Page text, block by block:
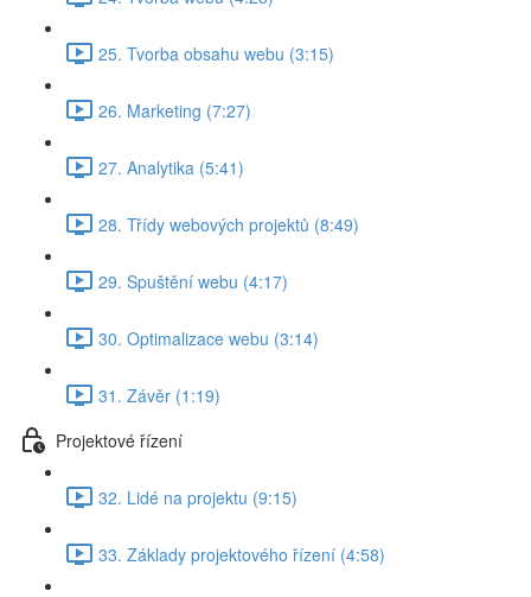
25. Tvorba obsahu webu (3:15)
26. Marketing (7:27)
27. Analytika (5:41)
28. Třídy webových projektů (8:49)
29. Spuštění webu (4:17)
30. Optimalizace webu (3:14)
31. Závěr (1:19)
Projektové řízení
32. Lidé na projektu (9:15)
33. Základy projektového řízení (4:58)